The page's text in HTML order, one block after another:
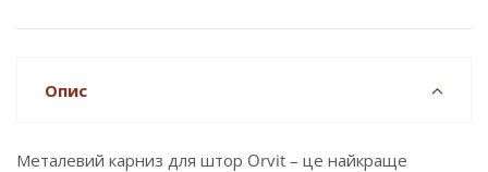
Опис
Металевий карниз для штор Orvit – це найкраще